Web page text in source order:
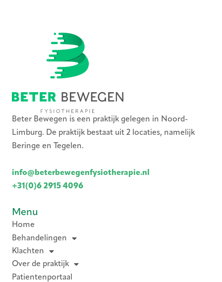
Beter Bewegen is een praktijk gelegen in Noord-
Limburg. De praktijk bestaat uit 2 locaties, namelijk
Beringe en Tegelen.
info@beterbewegenfysiotherapie.nl
+31(0)6 2915 4096
Menu
Home
Behandelingen
Klachten
Over de praktijk
Patientenportaal